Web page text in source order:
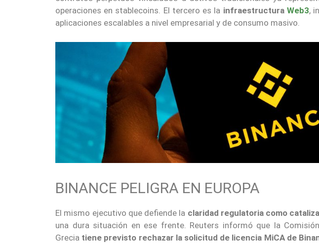
operaciones en stablecoins. El tercero es la infraestructura Web3,
aplicaciones escalables a nivel empresarial y de consumo masivo.
BINANCE PELIGRA EN EUROPA
El mismo ejecutivo que defiende la claridad regulatoria como
una dura situación en ese frente. Reuters informó que la
Grecia tiene previsto rechazar la solicitud de licencia MiCA de